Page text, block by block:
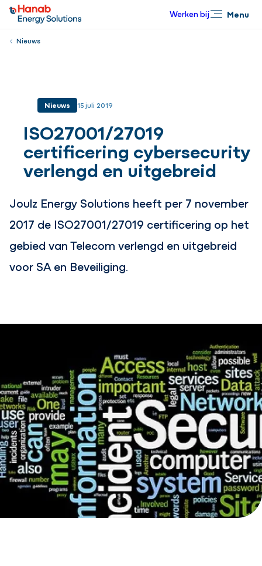
Werken bij Menu
Nieuws
Nieuws 15 juli 2019
ISO27001/27019
certificering cybersecurity
verlengd en uitgebreid
Joulz Energy Solutions heeft per 7 november
2017 de ISO27001/27019 certificering op het
gebied van Telecom verlengd en uitgebreid
voor SA en Beveiliging.
Sluiten